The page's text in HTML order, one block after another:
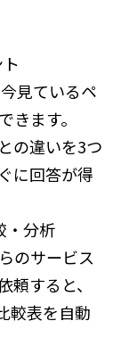
見ているペ
ます。
の違いを3つ
に回答が得
・分析
のサービス
すると、
較表を自動